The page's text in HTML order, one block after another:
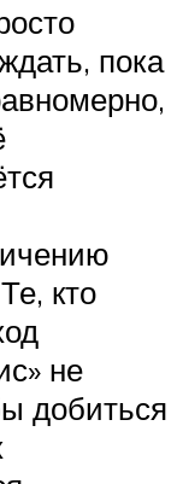
пока
кто
не
добиться